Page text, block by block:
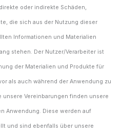
oder indirekte Schäden,
die sich aus der Nutzung dieser
Informationen und Materialien
stehen. Der Nutzer/Verarbeiter ist
der Materialien und Produkte für
als auch während der Anwendung zu
Vereinbarungen finden unsere
Anwendung. Diese werden auf
und sind ebenfalls über unsere